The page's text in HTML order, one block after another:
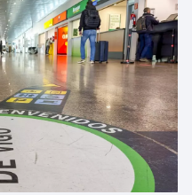
partido en